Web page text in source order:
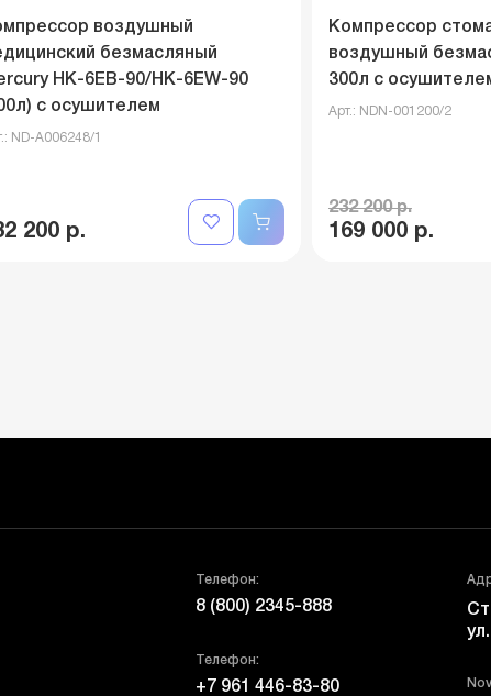
воздушный
безмасляный
HK-6EВ-90/HK-6EW-90
с осушителем
ND-A006248/1
200 р.
Компрессор
воздушный
300л с
Арт.: NDN-001200/2
232 200 р.
169 000 р.
Телефон:
8 (800) 2345-888
Телефон:
+7 961 446-83-80